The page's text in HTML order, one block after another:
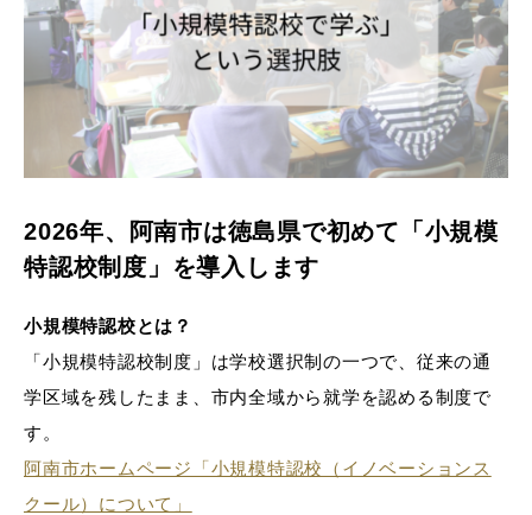
2026年、阿南市は徳島県で初めて「小規模
特認校制度」を導入します
小規模特認校とは？
「小規模特認校制度」は学校選択制の一つで、従来の通
学区域を残したまま、市内全域から就学を認める制度で
す。
阿南市ホームページ「小規模特認校（イノベーションス
クール）について」